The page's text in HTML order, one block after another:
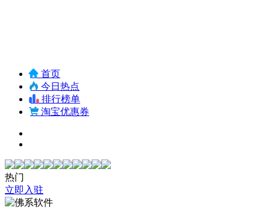
首页
今日热点
排行榜单
淘宝优惠券
热门
立即入驻